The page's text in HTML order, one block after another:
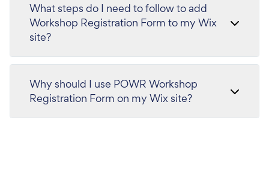
What steps do I need to follow to add
Workshop Registration Form to my Wix
site?
Why should I use POWR Workshop
Registration Form on my Wix site?